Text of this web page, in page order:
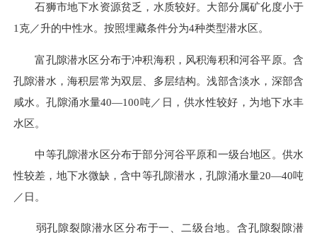
石狮市地下水资源贫乏，水质较好。大部分属矿化度小于
1克／升的中性水。按照埋藏条件分为4种类型潜水区。
富孔隙潜水区分布于冲积海积，风积海积和河谷平原。含
孔隙潜水，海积层常为双层、多层结构。浅部含淡水，深部含
咸水。孔隙涌水量40—100吨／日，供水性较好，为地下水丰
水区。
中等孔隙潜水区分布于部分河谷平原和一级台地区。供水
性较差，地下水微缺，含中等孔隙潜水，孔隙涌水量20—40吨
／日。
弱孔隙裂隙潜水区分布于一、二级台地。含孔隙裂隙潜